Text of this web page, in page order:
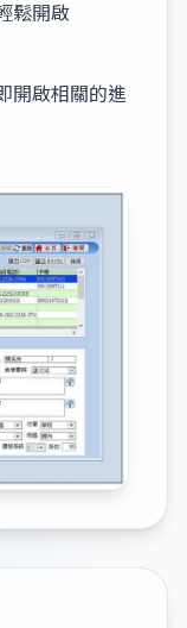
鬆開啟
開啟相關的進